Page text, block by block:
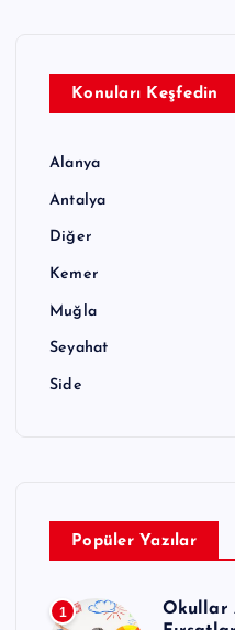
Konuları Keşfedin
Alanya
Antalya
Diğer
Kemer
Muğla
Seyahat
Side
Popüler Yazılar
1
Okullar